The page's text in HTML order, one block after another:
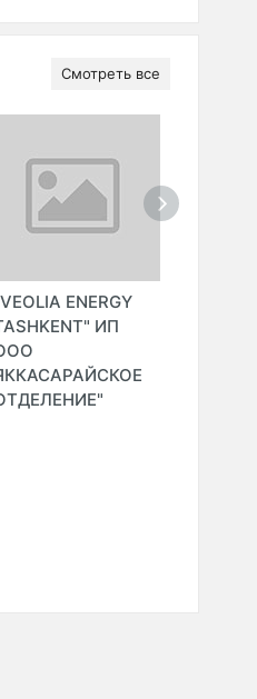
Смотреть все
ENERGY
ИП